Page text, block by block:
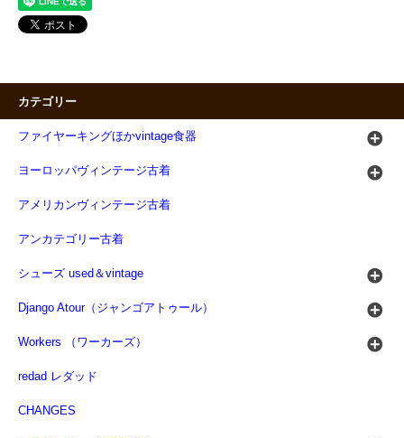
カテゴリー
ファイヤーキングほかvintage食器
ヨーロッパヴィンテージ古着
アメリカンヴィンテージ古着
アンカテゴリー古着
シューズ used＆vintage
Django Atour（ジャンゴアトゥール）
Workers （ワーカーズ）
redad レダッド
CHANGES